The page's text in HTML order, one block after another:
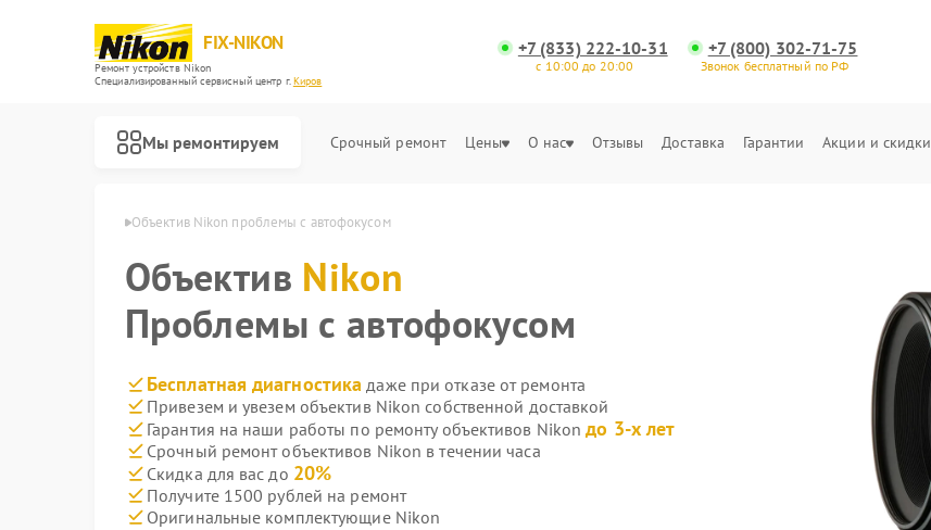
FIX-NIKON
Ремонт устройств Nikon
Специализированный cервисный центр г.Киров
+7 (833) 222-10-31
с 10:00 до 20:00
+7 (800) 302-71-75
Звонок бесплатный по РФ
Мы ремонтируем Срочный ремонт Цены О нас Отзывы Доставка Гарантии Акции и скидки
Объектив Nikon проблемы с автофокусом
Объектив Nikon
Проблемы с автофокусом
Бесплатная диагностика даже при отказе от ремонта
Привезем и увезем объектив Nikon собственной доставкой
Гарантия на наши работы по ремонту объективов Nikonдо 3-х лет
Срочный ремонт объективов Nikon в течении часа
Скидка для вас до 20%
Получите 1500 рублей на ремонт
Оригинальные комплектующие Nikon